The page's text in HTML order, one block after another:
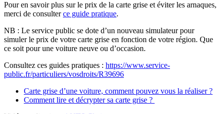
Pour en savoir plus sur le prix de la carte grise et éviter les arnaques,
merci de consulterce guide pratique.
NB : Le service public se dote d’un nouveau simulateur pour
simuler le prix de votre carte grise en fonction de votre région. Que
ce soit pour une voiture neuve ou d’occasion.
Consultez ces guides pratiques : https://www.service-
public.fr/particuliers/vosdroits/R39696
Carte grise d’une voiture, comment pouvez vous la réaliser ?
Comment lire et décrypter sa carte grise ?